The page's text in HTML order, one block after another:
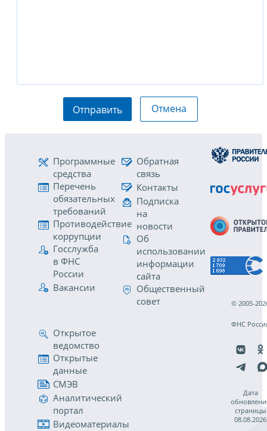
Отправить Отмена
Программные
средства
Перечень
обязательных
требований
Противодействие
коррупции
Госслужба
в ФНС
России
Вакансии
Обратная
связь
Контакты
Подписка
на
новости
Об
использовании
информации
сайта
Общественный
совет
Открытое
ведомство
Открытые
данные
СМЭВ
Аналитический
портал
Видеоматериалы
© 2005-
ФНС
Дата
страницы
08.08.2026